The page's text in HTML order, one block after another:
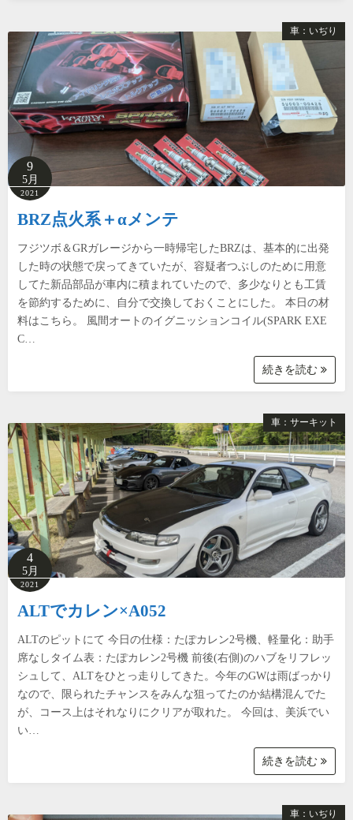
車：いぢり
9
5月
2021
BRZ点火系＋αメンテ
フジツボ＆GRガレージから一時帰宅したBRZは、基本的に出発
した時の状態で戻ってきていたが、容疑者つぶしのために用意
してた新品部品が車内に積まれていたので、多少なりとも工賃
を節約するために、自分で交換しておくことにした。 本日の材
料はこちら。 風間オートのイグニッションコイル(SPARK EXE
C…
続きを読む
車：サーキット
4
5月
2021
ALTでカレン×A052
ALTのピットにて 今日の仕様：たぽカレン2号機、軽量化：助手
席なしタイム表：たぽカレン2号機 前後(右側)のハブをリフレッ
シュして、ALTをひとっ走りしてきた。今年のGWは雨ばっかり
なので、限られたチャンスをみんな狙ってたのか結構混んでた
が、コース上はそれなりにクリアが取れた。 今回は、美浜でい
い…
続きを読む
車：いぢり